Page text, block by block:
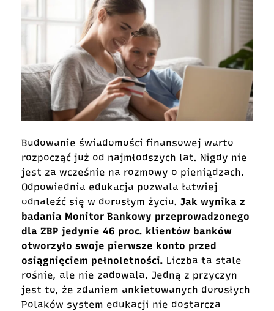
Budowanie świadomości finansowej warto
rozpocząć już od najmłodszych lat. Nigdy nie
jest za wcześnie na rozmowy o pieniądzach.
Odpowiednia edukacja pozwala łatwiej
odnaleźć się w dorosłym życiu. Jak wynika z
badania Monitor Bankowy przeprowadzonego
dla ZBP jedynie 46 proc. klientów banków
otworzyło swoje pierwsze konto przed
osiągnięciem pełnoletności. Liczba ta stale
rośnie, ale nie zadowala. Jedną z przyczyn
jest to, że zdaniem ankietowanych dorosłych
Polaków system edukacji nie dostarcza